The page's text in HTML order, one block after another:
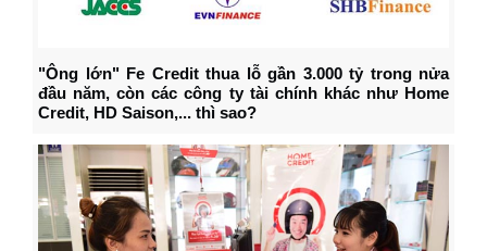
"Ông lớn" Fe Credit thua lỗ gần 3.000 tỷ trong nửa
đầu năm, còn các công ty tài chính khác như Home
Credit, HD Saison,... thì sao?